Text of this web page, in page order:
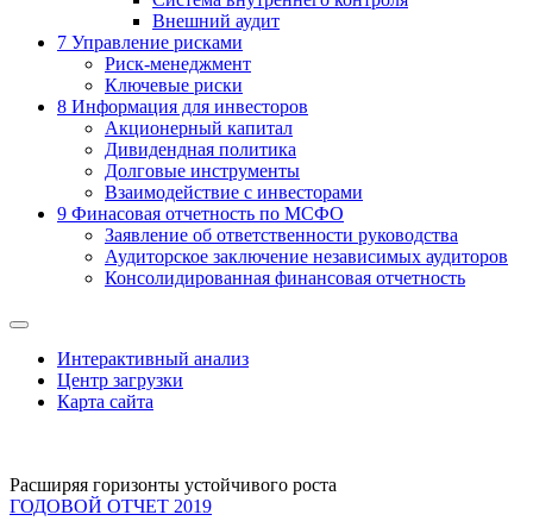
Внешний аудит
7 Управление рисками
Риск-менеджмент
Ключевые риски
8 Информация для инвесторов
Акционерный капитал
Дивидендная политика
Долговые инструменты
Взаимодействие с инвеcторами
9 Финасовая отчетность по МСФО
Заявление об ответственности руководства
Аудиторское заключение независимых аудиторов
Консолидированная финансовая отчетность
Интерактивный анализ
Центр загрузки
Карта сайта
Расширяя горизонты устойчивого роста
ГОДОВОЙ ОТЧЕТ 2019